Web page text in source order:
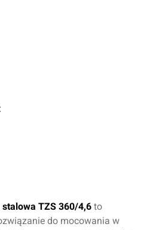
stalowa TZS 360/4,6 to
do mocowania w